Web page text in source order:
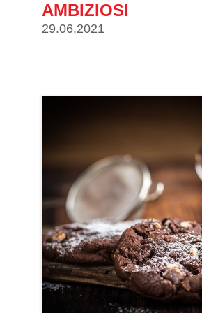
AMBIZIOSI
29.06.2021